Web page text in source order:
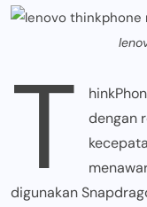
T
dengan
digunakan